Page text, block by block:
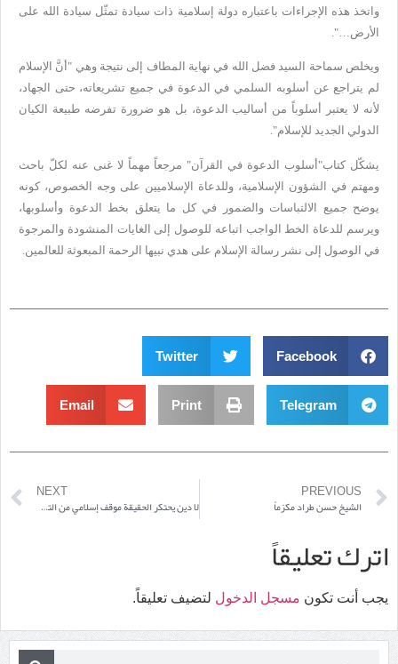
واتخذ هذه الإجراءات باعتباره دولة إسلامية ذات سيادة تمثّل سيادة الله على
الأرض …".
ويخلص سماحة السيد فضل الله في نهاية المطاف إلى نتيجة وهي "أنَّ الإسلام
لم يتراجع عن أسلوبه السلمي في الدعوة في جميع تشريعاته، حتى الجهاد،
لأنه لا يعتبر أسلوباً من أساليب الدعوة، بل هو ضرورة تفرضه طبيعة الكيان
الدولي الجديد للإسلام".
يشكّل كتاب"أسلوب الدعوة في القرآن" مرجعاً مهماً لا غنى عنه لكلّ باحث
ومهتم في الشؤون الإسلامية، وللدعاة الإسلاميين على وجه الخصوص، كونه
يوضح جميع الالتباسات والضمور في كل ما يتعلق بخط الدعوة وأسلوبها،
ويرسم للدعاة الخط الواجب اتباعه للوصول إلى الغايات المنشودة والمرجوة
في الوصول إلى نشر رسالة الإسلام على هدي نبيها الرحمة المبعوثة للعالمين
Facebook
Twitter
Telegram
Print
Email
PREVIOUS
الشيخ حسن طراد مكرّماً
NEXT
لا دين يحتكر الحقيقة موقف إسلامي من التعددية الدينية
اترك تعليقاً
يجب أنت تكون مسجل الدخول لتضيف تعليقاً.